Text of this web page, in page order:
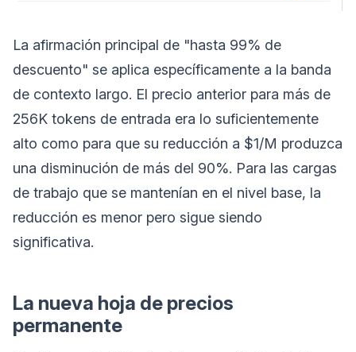
La afirmación principal de "hasta 99% de
descuento" se aplica específicamente a la banda
de contexto largo. El precio anterior para más de
256K tokens de entrada era lo suficientemente
alto como para que su reducción a $1/M produzca
una disminución de más del 90%. Para las cargas
de trabajo que se mantenían en el nivel base, la
reducción es menor pero sigue siendo
significativa.
La nueva hoja de precios
permanente